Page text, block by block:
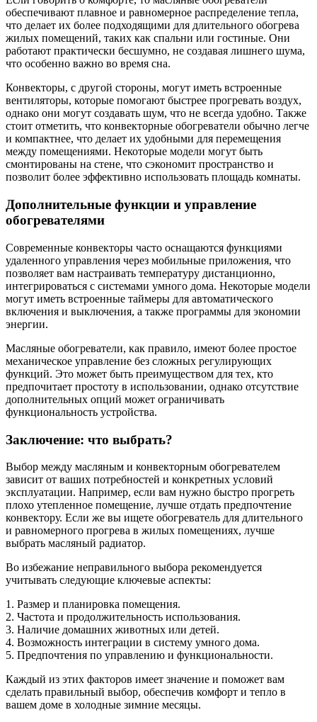
обеспечивают плавное и равномерное распределение тепла,
что делает их более подходящими для длительного обогрева
жилых помещений, таких как спальни или гостиные. Они
работают практически бесшумно, не создавая лишнего шума,
что особенно важно во время сна.
Конвекторы, с другой стороны, могут иметь встроенные
вентиляторы, которые помогают быстрее прогревать воздух,
однако они могут создавать шум, что не всегда удобно. Также
стоит отметить, что конвекторные обогреватели обычно легче
и компактнее, что делает их удобными для перемещения
между помещениями. Некоторые модели могут быть
смонтированы на стене, что сэкономит пространство и
позволит более эффективно использовать площадь комнаты.
Дополнительные функции и управление
обогревателями
Современные конвекторы часто оснащаются функциями
удаленного управления через мобильные приложения, что
позволяет вам настраивать температуру дистанционно,
интегрироваться с системами умного дома. Некоторые модели
могут иметь встроенные таймеры для автоматического
включения и выключения, а также программы для экономии
энергии.
Масляные обогреватели, как правило, имеют более простое
механическое управление без сложных регулирующих
функций. Это может быть преимуществом для тех, кто
предпочитает простоту в использовании, однако отсутствие
дополнительных опций может ограничивать
функциональность устройства.
Заключение: что выбрать?
Выбор между масляным и конвекторным обогревателем
зависит от ваших потребностей и конкретных условий
эксплуатации. Например, если вам нужно быстро прогреть
плохо утепленное помещение, лучше отдать предпочтение
конвектору. Если же вы ищете обогреватель для длительного
и равномерного прогрева в жилых помещениях, лучше
выбрать масляный радиатор.
Во избежание неправильного выбора рекомендуется
учитывать следующие ключевые аспекты:
1. Размер и планировка помещения.
2. Частота и продолжительность использования.
3. Наличие домашних животных или детей.
4. Возможность интеграции в систему умного дома.
5. Предпочтения по управлению и функциональности.
Каждый из этих факторов имеет значение и поможет вам
сделать правильный выбор, обеспечив комфорт и тепло в
вашем доме в холодные зимние месяцы.